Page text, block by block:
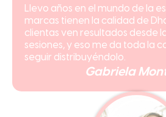
Entré sin mucha idea y hoy ya
fijas. Definitivamente
forma de introducirse en el
Beatriz